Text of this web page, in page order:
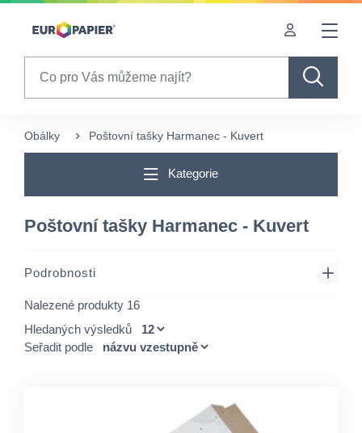
Table Of Content
Obálky Poštovní tašky Harmanec - Kuvert
Kategorie
Poštovní tašky Harmanec - Kuvert
Podrobnosti
Nalezené produkty 16
Hledaných výsledků
Seřadit podle